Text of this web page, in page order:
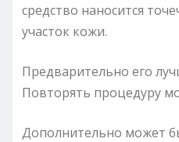
средство наносится
участок кожи.
Предварительно его
Повторять процедуру
Дополнительно может